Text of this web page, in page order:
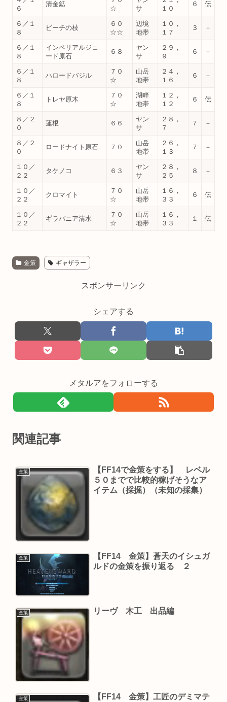
６
清金鉱
☆
サ
１０
６ 伝
６／１
８
ビーチの枝
６０
☆☆
辺境
地帯
１０，
１７
３ －
６／１
８
インペリアルジェ
ード原石
６８
ヤン
サ
２９，
９
６ －
６／１
８
ハロードバジル
７０
☆
山岳
地帯
２４，
１６
６ －
６／１
８
トレヤ原木
７０
☆
湖畔
地帯
１２，
１２
６ 伝
８／２
０
蓮根 ６６
ヤン
サ
２８，
７
７ －
８／２
０
ロードナイト原石 ７０
山岳
地帯
２６，
１３
７ －
１０／
２２
タケノコ ６３
ヤン
サ
２８，
２５
８ －
１０／
２２
クロマイト
７０
☆
山岳
地帯
１６，
３３
６ 伝
１０／
２２
ギラバニア清水
７０
☆
山岳
地帯
１６，
３３
１ 伝
金策 ギャザラー
スポンサーリンク
シェアする
メタルアをフォローする
関連記事
金策
【FF14で金策をする】 レベル
５０までで比較的稼げそうなア
イテム（採掘）（未知の採集）
金策
【FF14 金策】蒼天のイシュガ
ルドの金策を振り返る ２
金策 リーヴ 木工 出品編
金策
【FF14 金策】工匠のデミマテ